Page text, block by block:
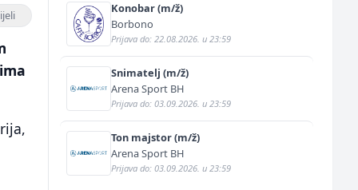
Konobar (m/ž)
Borbono
Prijava do: 22.08.2026. u 23:59
Snimatelj (m/ž)
Arena Sport BH
Prijava do: 03.09.2026. u 23:59
Ton majstor (m/ž)
Arena Sport BH
Prijava do: 03.09.2026. u 23:59